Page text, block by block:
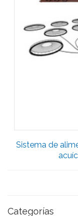
Sistema de
Categorías